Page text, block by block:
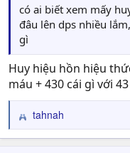
có ai biết xem mấy
đâu lên dps nhiều
gì
Huy hiệu hồn hiệu
máu + 430 cái gì với
R
e
tahnah